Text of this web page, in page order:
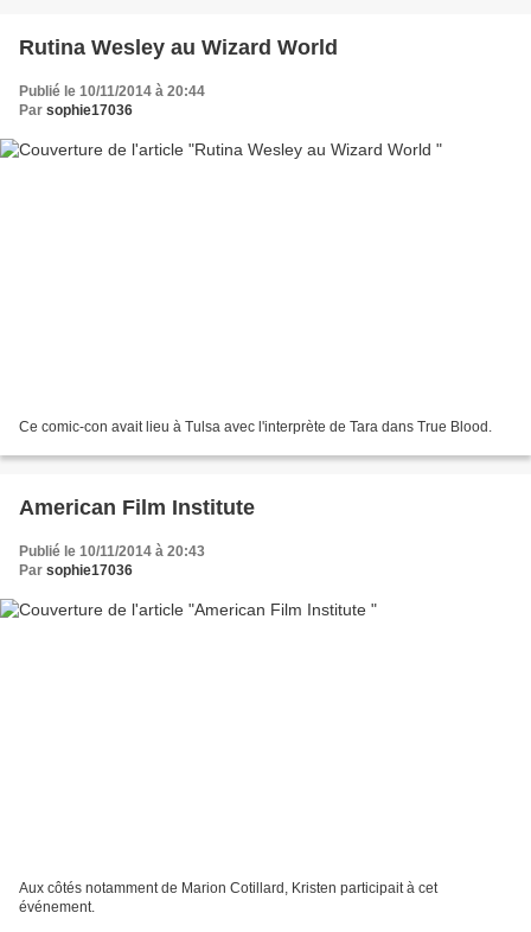
Rutina Wesley au Wizard World
Publié le 10/11/2014 à 20:44
Par sophie17036
Ce comic-con avait lieu à Tulsa avec l'interprète de Tara dans True Blood.
American Film Institute
Publié le 10/11/2014 à 20:43
Par sophie17036
Aux côtés notamment de Marion Cotillard, Kristen participait à cet
événement.